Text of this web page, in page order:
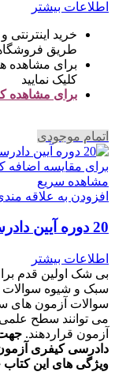
اطلاعات بیشتر
خرید اینترنتی
طریق
برای مشاهده
کلیک نمایید
برای مشاهده
اتمام موجودی
برای مقایسه اضافه
مشاهده سریع
افزودن به علاقه
20 دوره آیین دادرسی کیفری آزمون وکالت – چتردانش
اطلاعات بیشتر
بی شک اولین قدم
سبک و شیوه سوالات
سوالات آزمون های
می توانند سطح
آزمون قراردهند.
دادرسی کیفری
ویژگی های این